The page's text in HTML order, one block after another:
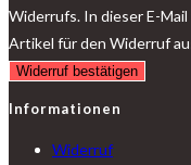
Widerrufs. In dieser E-
Artikel für den Widerruf
Widerruf bestätigen
Informationen
Widerruf